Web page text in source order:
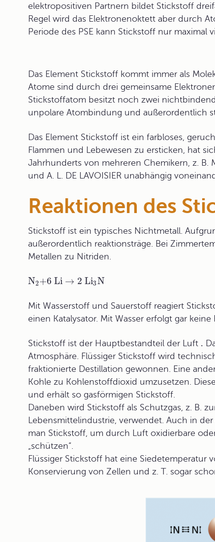
elektropositiven Partnern bildet Stickstoff
Regel wird das Elektronenoktett aber durch
Periode des PSE kann Stickstoff nur maximal
Das Element Stickstoff kommt immer als
Atome sind durch drei gemeinsame
Stickstoffatom besitzt noch zwei
unpolare Atombindung und außerordentlich
Das Element Stickstoff ist ein farbloses,
Flammen und Lebewesen zu ersticken, hat
Jahrhunderts von mehreren Chemikern, z. B.
und A. L. DE LAVOISIER unabhängig
Reaktionen des
Stickstoff ist ein typisches Nichtmetall.
außerordentlich reaktionsträge. Bei
Metallen zu Nitriden.
N2+6 Li → 2 Li3N
Mit Wasserstoff und Sauerstoff reagiert
einen Katalysator. Mit Wasser erfolgt gar keine
Stickstoff ist der Hauptbestandteil der Luft .
Atmosphäre. Flüssiger Stickstoff wird
fraktionierte Destillation gewonnen. Eine
Kohle zu Kohlenstoffdioxid umzusetzen.
und erhält so gasförmigen Stickstoff.
Daneben wird Stickstoff als Schutzgas, z. B.
Lebensmittelindustrie, verwendet. Auch in
man Stickstoff, um durch Luft oxidierbare
„schützen“.
Flüssiger Stickstoff hat eine
Konservierung von Zellen und z. T. sogar